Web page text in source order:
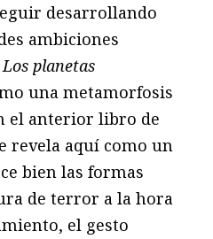
desarrollando
ambiciones
Los planetas
una metamorfosis
el anterior libro de
revela aquí como un
bien las formas
de terror a la hora
el gesto